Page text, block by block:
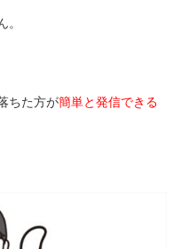
ちた方が簡単と発信できる